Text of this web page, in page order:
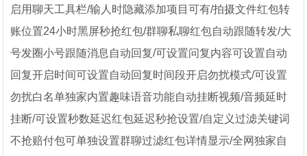
启用聊天工具栏/输人时隐藏添加项目可有/拍摄文件红包转
账位置24小时黑屏秒抢红包/群聊私聊红包自动跟随转发/大
号发圈小号跟随消息自动回复/可设置问复内容可设置自动
回复开启时间可设置自动回复时间段开启勿扰模式/可设置
勿扰白名单独家内置趣味语音功能自动挂断视频/音频延时
挂断/可设置秒数延迟红包延迟秒抢设置/自定义过滤关键词
不抢赔付包可单独设置群聊过滤红包详情显示/全网独家自